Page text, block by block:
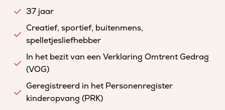
37 jaar
Creatief, sportief, buitenmens,
spelletjesliefhebber
In het bezit van een Verklaring Omtrent Gedrag
(VOG)
Geregistreerd in het Personenregister
kinderopvang (PRK)